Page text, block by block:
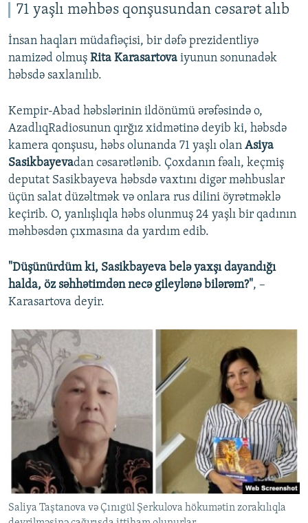
71 yaşlı məhbəs qonşusundan cəsarət alıb
İnsan haqları müdafiəçisi, bir dəfə prezidentliyə
namizəd olmuş Rita Karasartova iyunun sonunadək
həbsdə saxlanılıb.
Kempir-Abad həbslərinin ildönümü ərəfəsində o,
AzadlıqRadiosunun qırğız xidmətinə deyib ki, həbsdə
kamera qonşusu, həbs olunanda 71 yaşlı olan Asiya
Sasikbayevadan cəsarətlənib. Çoxdanın fəalı, keçmiş
deputat Sasikbayeva həbsdə vaxtını digər məhbuslar
üçün salat düzəltmək və onlara rus dilini öyrətməklə
keçirib. O, yanlışlıqla həbs olunmuş 24 yaşlı bir qadının
məhbəsdən çıxmasına da yardım edib.
"Düşünürdüm ki, Sasikbayeva belə yaxşı dayandığı
halda, öz səhhətimdən necə gileylənə bilərəm?", –
Karasartova deyir.
Saliya Taştanova və Çınıgül Şerkulova hökumətin zorakılıqla